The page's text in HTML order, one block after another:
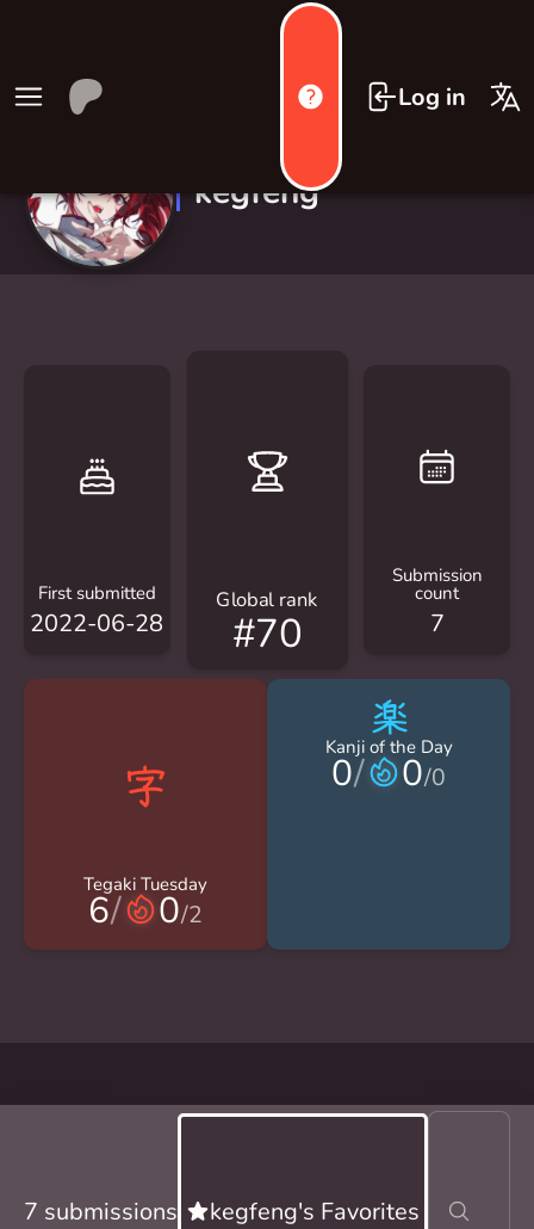
Log in
kegfeng
First submitted
2022-06-28
Global rank
#70
Submission
count
7
Tegaki Tuesday
6/ 0/2
楽
Kanji of the Day
0/ 0/0
7 submissions kegfeng's Favorites